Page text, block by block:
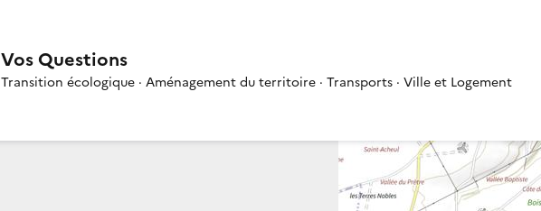
Vos Questions
Transition écologique · Aménagement du territoire · Transports · Ville et Logement